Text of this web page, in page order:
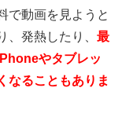
で動画を見ようと
、発熱したり、 最
やタブレッ
なることもありま